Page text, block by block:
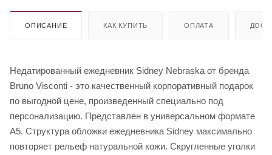
ОПИСАНИЕ КАК КУПИТЬ ОПЛАТА
Недатированный ежедневник Sidney Nebraska от бренда
Bruno Visconti - это качественный корпоративный подарок
по выгодной цене, произведенный специально под
персонализацию. Представлен в универсальном формате
А5. Структура обложки ежедневника Sidney максимально
повторяет рельеф натуральной кожи. Скругленные уголки